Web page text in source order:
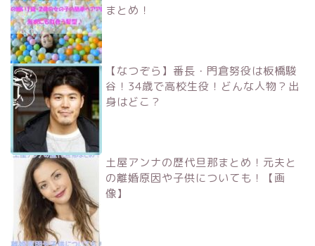
まとめ！
【なつぞら】番長・門倉努役は板橋駿
谷！34歳で高校生役！どんな人物？出
身はどこ？
土屋アンナの歴代旦那まとめ！元夫と
の離婚原因や子供についても！【画
像】